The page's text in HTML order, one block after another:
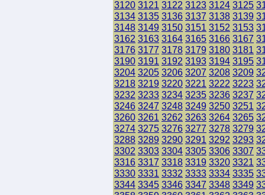
3120 3121 3122 3123 3124 3125
3134 3135 3136 3137 3138 3139
3148 3149 3150 3151 3152 3153
3162 3163 3164 3165 3166 3167
3176 3177 3178 3179 3180 3181
3190 3191 3192 3193 3194 3195
3204 3205 3206 3207 3208 3209
3218 3219 3220 3221 3222 3223
3232 3233 3234 3235 3236 3237
3246 3247 3248 3249 3250 3251
3260 3261 3262 3263 3264 3265
3274 3275 3276 3277 3278 3279
3288 3289 3290 3291 3292 3293
3302 3303 3304 3305 3306 3307
3316 3317 3318 3319 3320 3321
3330 3331 3332 3333 3334 3335
3344 3345 3346 3347 3348 3349